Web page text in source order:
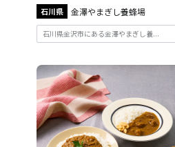
石川県 金澤やまぎし養蜂場
石川県金沢市にある金澤やまぎし養...